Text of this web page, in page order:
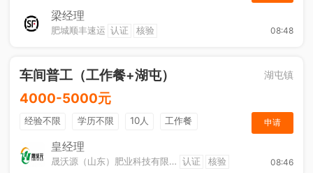
综合补贴
奖励计划
梁经理
肥城顺丰速运 认证 核验 08:48
车间普工（工作餐+湖屯） 湖屯镇
4000-5000元
经验不限 学历不限 10人
工作餐
奖励计划
节日福利
申请
皇经理
晟沃源（山东）肥业科技有限公司 认证 核验 08:46